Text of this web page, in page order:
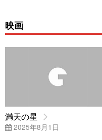
映画
満天の星
2025年8月1日